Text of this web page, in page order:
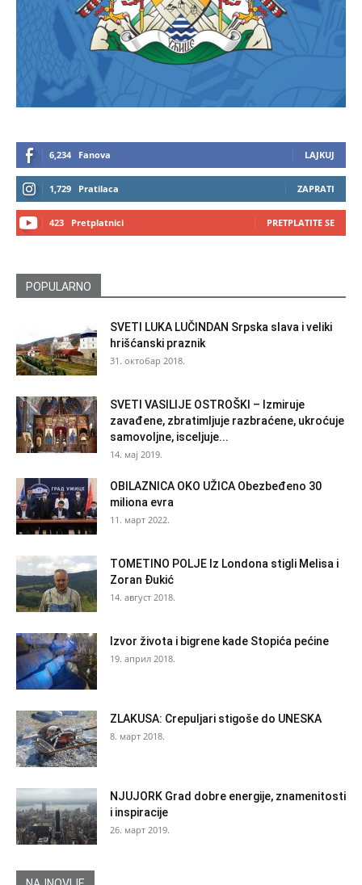
6,234 Fanova LAJKUJ
1,729 Pratilaca ZAPRATI
423 Pretplatnici PRETPLATITE SE
POPULARNO
SVETI LUKA LUČINDAN Srpska slava i veliki
hrišćanski praznik
31. октобар 2018.
SVETI VASILIJE OSTROŠKI – Izmiruje
zavađene, zbratimljuje razbraćene, ukroćuje
samovoljne, isceljuje...
14. мај 2019.
OBILAZNICA OKO UŽICA Obezbeđeno 30
miliona evra
11. март 2022.
TOMETINO POLJE Iz Londona stigli Melisa i
Zoran Đukić
14. август 2018.
Izvor života i bigrene kade Stopića pećine
19. април 2018.
ZLAKUSA: Crepuljari stigoše do UNESKA
8. март 2018.
NJUJORK Grad dobre energije, znamenitosti
i inspiracije
26. март 2019.